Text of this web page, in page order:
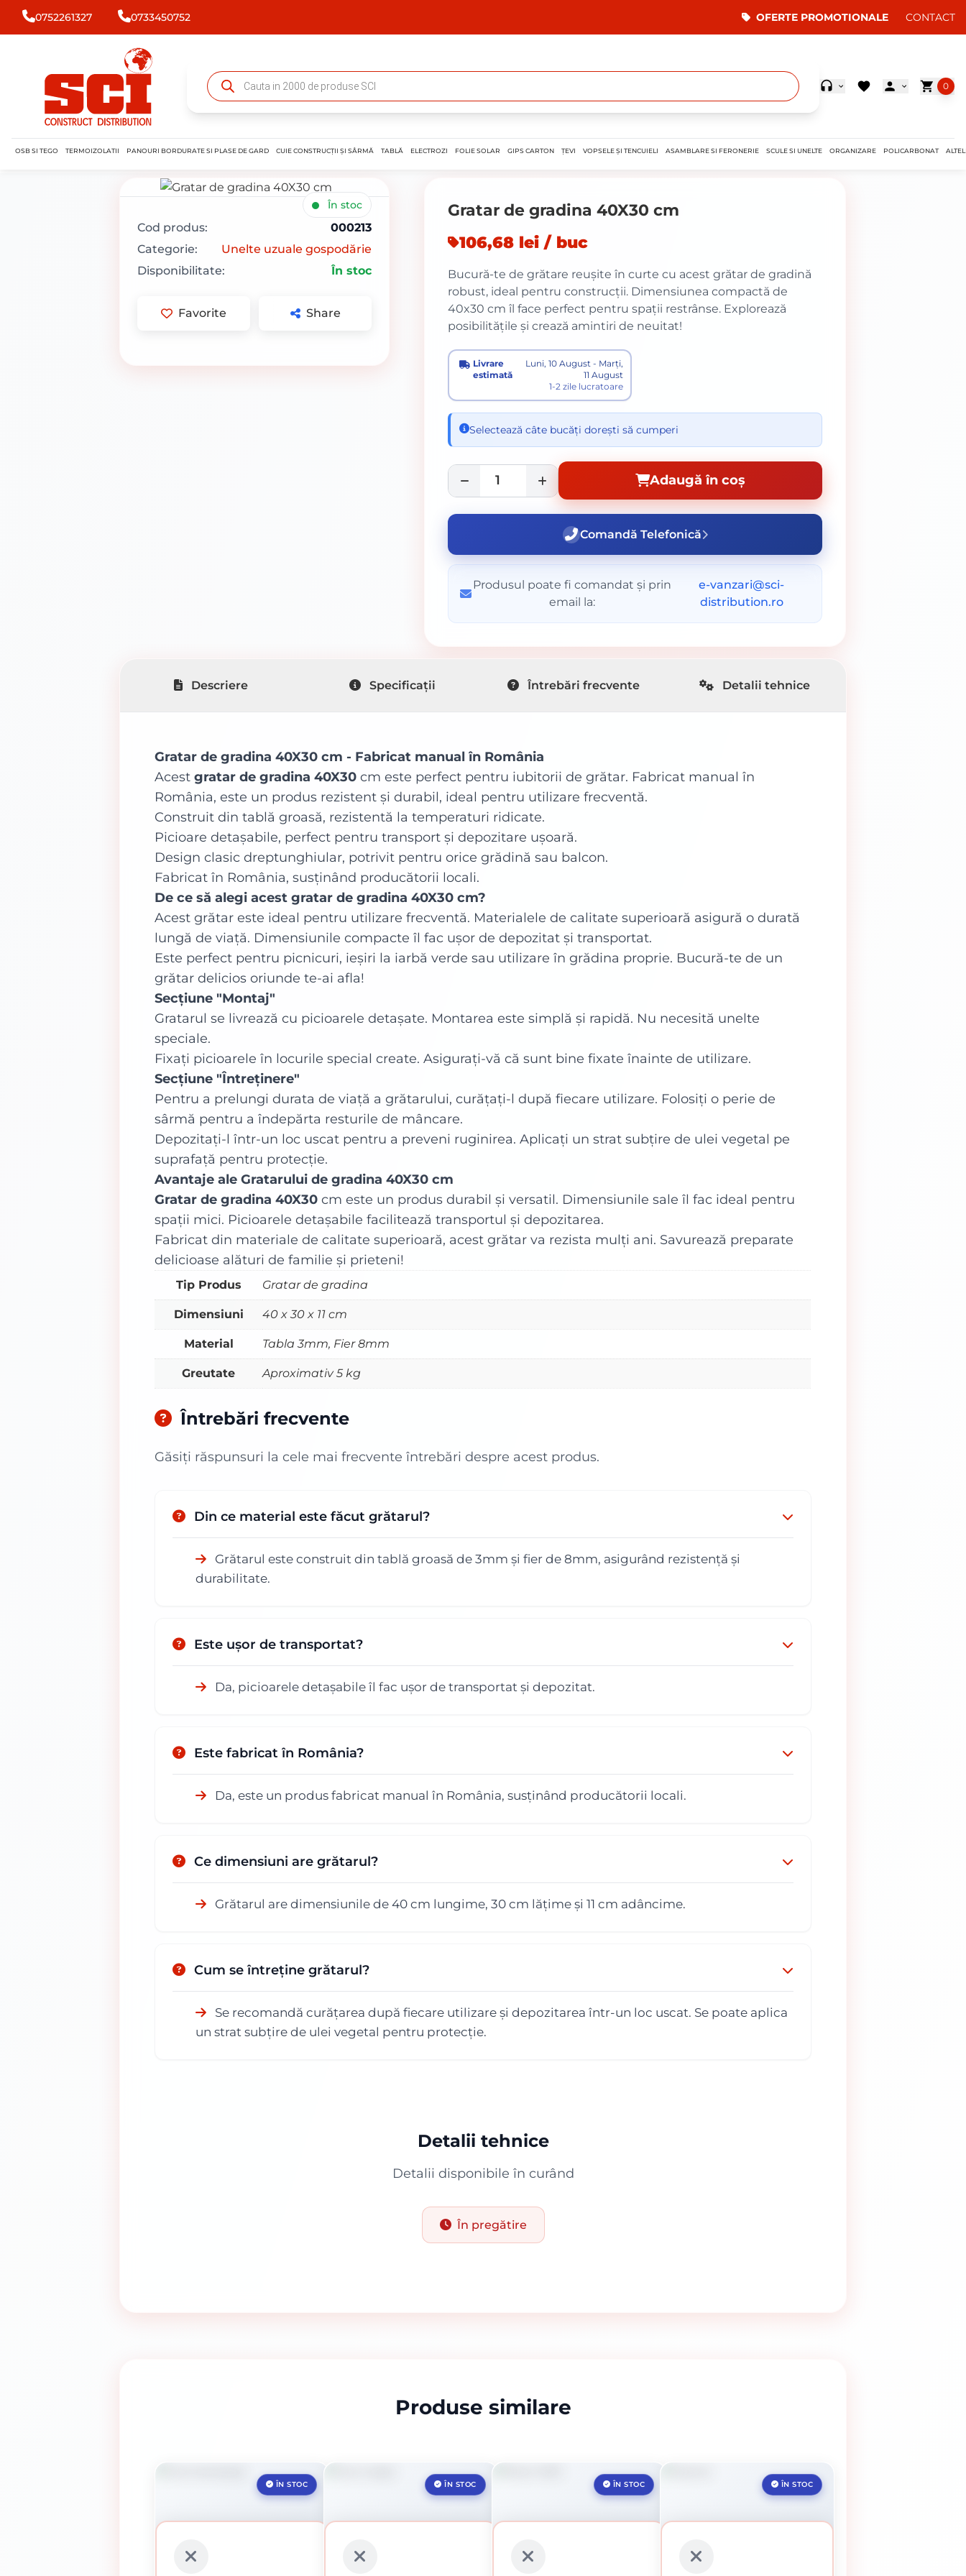
0752261327 0733450752 OFERTE PROMOTIONALE CONTACT
0
OSB SI TEGO TERMOIZOLATII PANOURI BORDURATE SI PLASE DE GARD CUIE CONSTRUCȚII ȘI SÂRMĂ TABLĂ ELECTROZI FOLIE SOLAR GIPS CARTON ȚEVI VOPSELE ȘI TENCUIELI ASAMBLARE SI FERONERIE SCULE SI UNELTE ORGANIZARE POLICARBONAT
În stoc
Cod produs:
000213
Categorie:
Unelte uzuale gospodărie
Disponibilitate:
În stoc
Favorite Share
Gratar de gradina 40X30 cm
106,68 lei / buc
Bucură-te de grătare reușite în curte cu acest grătar de gradină
robust, ideal pentru construcții. Dimensiunea compactă de
40x30 cm îl face perfect pentru spații restrânse. Explorează
posibilitățile și crează amintiri de neuitat!
Livrare
estimată
Luni, 10 August - Marți,
11 August
1-2 zile lucratoare
Selectează câte bucăți dorești să cumperi
Adaugă în coș
Comandă Telefonică
Produsul poate fi comandat și prin
email la:
e-vanzari@sci-
distribution.ro
Descriere Specificații Întrebări frecvente Detalii tehnice
Gratar de gradina 40X30 cm - Fabricat manual în România
Acestgratar de gradina 40X30 cm este perfect pentru iubitorii de grătar. Fabricat manual în
România, este un produs rezistent și durabil, ideal pentru utilizare frecventă.
Construit din tablă groasă, rezistentă la temperaturi ridicate.
Picioare detașabile, perfect pentru transport și depozitare ușoară.
Design clasic dreptunghiular, potrivit pentru orice grădină sau balcon.
Fabricat în România, susținând producătorii locali.
De ce să alegi acest gratar de gradina 40X30 cm?
Acest grătar este ideal pentru utilizare frecventă. Materialele de calitate superioară asigură o durată
lungă de viață. Dimensiunile compacte îl fac ușor de depozitat și transportat.
Este perfect pentru picnicuri, ieșiri la iarbă verde sau utilizare în grădina proprie. Bucură-te de un
grătar delicios oriunde te-ai afla!
Secțiune "Montaj"
Gratarul se livrează cu picioarele detașate. Montarea este simplă și rapidă. Nu necesită unelte
speciale.
Fixați picioarele în locurile special create. Asigurați-vă că sunt bine fixate înainte de utilizare.
Secțiune "Întreținere"
Pentru a prelungi durata de viață a grătarului, curățați-l după fiecare utilizare. Folosiți o perie de
sârmă pentru a îndepărta resturile de mâncare.
Depozitați-l într-un loc uscat pentru a preveni ruginirea. Aplicați un strat subțire de ulei vegetal pe
suprafață pentru protecție.
Avantaje ale Gratarului de gradina 40X30 cm
Gratar de gradina 40X30 cm este un produs durabil și versatil. Dimensiunile sale îl fac ideal pentru
spații mici. Picioarele detașabile facilitează transportul și depozitarea.
Fabricat din materiale de calitate superioară, acest grătar va rezista mulți ani. Savurează preparate
delicioase alături de familie și prieteni!
Tip Produs Gratar de gradina
Dimensiuni 40 x 30 x 11 cm
Material Tabla 3mm, Fier 8mm
Greutate Aproximativ 5 kg
Întrebări frecvente
Găsiți răspunsuri la cele mai frecvente întrebări despre acest produs.
Din ce material este făcut grătarul?
Grătarul este construit din tablă groasă de 3mm și fier de 8mm, asigurând rezistență și
durabilitate.
Este ușor de transportat?
Da, picioarele detașabile îl fac ușor de transportat și depozitat.
Este fabricat în România?
Da, este un produs fabricat manual în România, susținând producătorii locali.
Ce dimensiuni are grătarul?
Grătarul are dimensiunile de 40 cm lungime, 30 cm lățime și 11 cm adâncime.
Cum se întreține grătarul?
Se recomandă curățarea după fiecare utilizare și depozitarea într-un loc uscat. Se poate aplica
un strat subțire de ulei vegetal pentru protecție.
Detalii tehnice
Detalii disponibile în curând
În pregătire
Produse similare
ÎN STOC ÎN STOC ÎN STOC ÎN STOC